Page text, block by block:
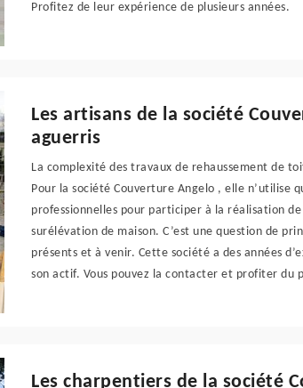
Profitez de leur expérience de plusieurs années.
Les artisans de la société
aguerris
La complexité des travaux de rehaussement de
Pour la société Couverture Angelo , elle n’utilise
professionnelles pour participer à la réalisation
surélévation de maison. C’est une question de
présents et à venir. Cette société a des années
son actif. Vous pouvez la contacter et profiter du
Les charpentiers de la société